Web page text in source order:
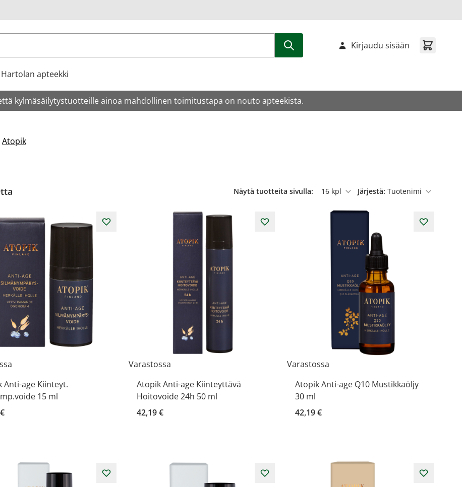
Hartolan apteekki
Kirjaudu sisään
kylmäsäilytystuotteille ainoa mahdollinen toimitustapa on nouto apteekista.
Atopik
Näytä tuotteita sivulla:
per sivu
Järjestä:
Anti-age Kiinteyt.
15 ml
Varastossa
Atopik Anti-age Kiinteyttävä
Hoitovoide 24h 50 ml
42,19 €
Varastossa
Atopik Anti-age Q10 Mustikkaöljy
30 ml
42,19 €